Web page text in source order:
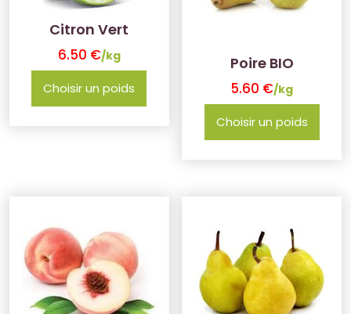
Citron Vert
6.50 €/kg
Choisir un poids
Poire BIO
5.60 €/kg
Choisir un poids